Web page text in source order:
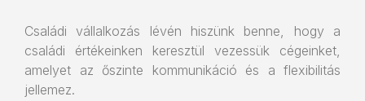
Családi vállalkozás lévén hiszünk benne, hogy a
családi értékeinken keresztül vezessük cégeinket,
amelyet az őszinte kommunikáció és a flexibilitás
jellemez.